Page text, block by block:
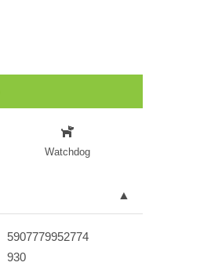
Watchdog
5907779952774
930